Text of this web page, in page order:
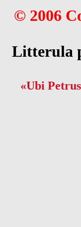
© 2006
Litterula
«Ubi